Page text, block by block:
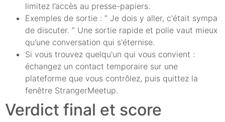
limitez l’accès au presse-papiers.
Exemples de sortie : “ Je dois y aller, c'était sympa
de discuter. ” Une sortie rapide et polie vaut mieux
qu'une conversation qui s'éternise.
Si vous trouvez quelqu'un qui vous convient :
échangez un contact temporaire sur une
plateforme que vous contrôlez, puis quittez la
fenêtre StrangerMeetup.
Verdict final et score